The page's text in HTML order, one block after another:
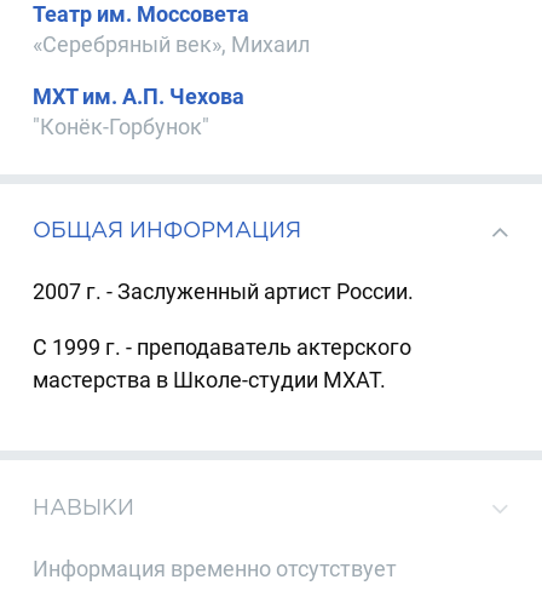
Театр им. Моссовета
«Серебряный век», Михаил
МХТ им. А.П. Чехова
"Конёк-Горбунок"
ОБЩАЯ ИНФОРМАЦИЯ
2007 г. - Заслуженный артист России.
С 1999 г. - преподаватель актерского
мастерства в Школе-студии МХАТ.
НАВЫКИ
Информация временно отсутствует